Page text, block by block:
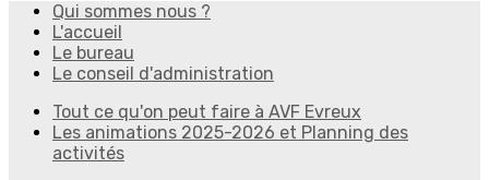
Qui sommes nous ?
L'accueil
Le bureau
Le conseil d'administration
Tout ce qu'on peut faire à AVF Evreux
Les animations 2025-2026 et Planning des
activités